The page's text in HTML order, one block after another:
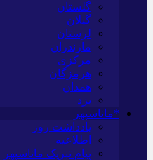
گلستان
گیلان
لرستان
مازندران
مرکزی
هرمزگان
همدان
یزد
*ماناسپهر
یادداشت روز
اطلاعیه
پیام تبریک ماناسپهر